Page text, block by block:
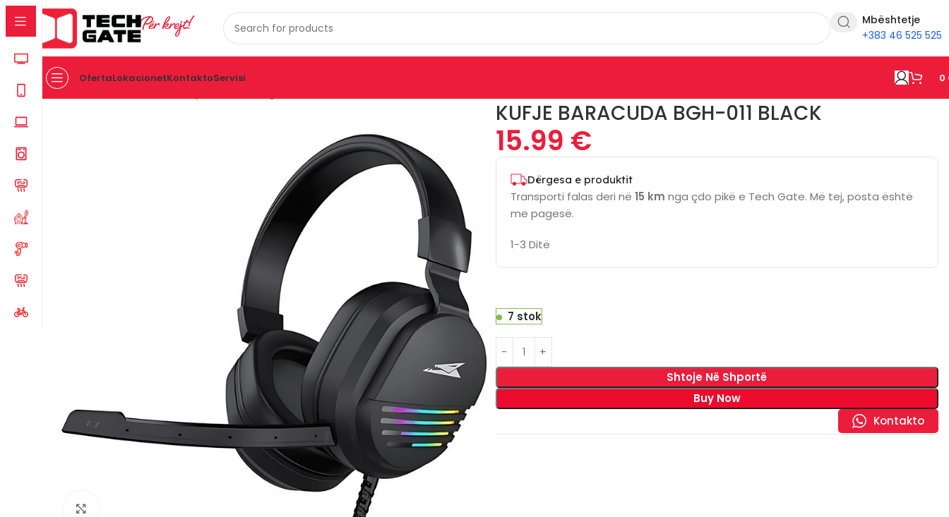
Për krejt!
Mbështetje
+383 46 525 525
OfertaLokacionetKontaktoServisi 0
Kreu
KUFJE BARACUDA BGH-011 BLACK
15.99 €
Dërgesa e produktit
Transporti falas deri në 15 km nga çdo pikë e Tech Gate. Më tej, posta është
me pagesë.
1-3 Ditë
7 stok
Shtoje Në Shportë
Buy Now
Kontakto